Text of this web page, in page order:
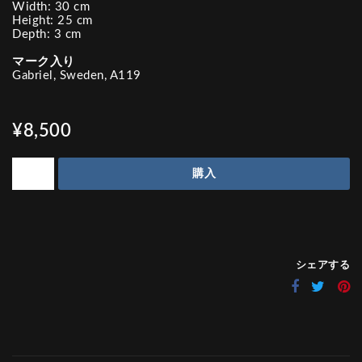
Width: 30 cm
Height: 25 cm
Depth: 3 cm
マーク入り
Gabriel, Sweden, A119
¥8,500
購入
シェアする